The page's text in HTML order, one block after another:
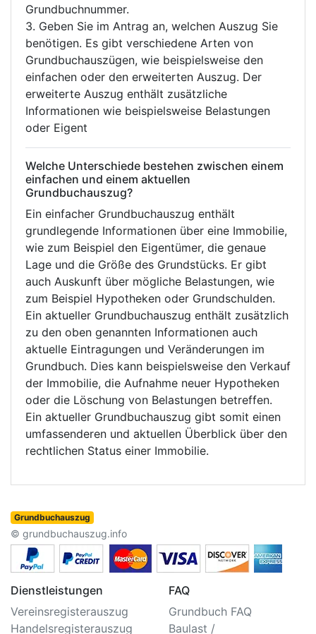
Grundbuchnummer.
3. Geben Sie im Antrag an, welchen Auszug Sie
benötigen. Es gibt verschiedene Arten von
Grundbuchauszügen, wie beispielsweise den
einfachen oder den erweiterten Auszug. Der
erweiterte Auszug enthält zusätzliche
Informationen wie beispielsweise Belastungen
oder Eigent
Welche Unterschiede bestehen zwischen einem
einfachen und einem aktuellen
Grundbuchauszug?
Ein einfacher Grundbuchauszug enthält
grundlegende Informationen über eine Immobilie,
wie zum Beispiel den Eigentümer, die genaue
Lage und die Größe des Grundstücks. Er gibt
auch Auskunft über mögliche Belastungen, wie
zum Beispiel Hypotheken oder Grundschulden.
Ein aktueller Grundbuchauszug enthält zusätzlich
zu den oben genannten Informationen auch
aktuelle Eintragungen und Veränderungen im
Grundbuch. Dies kann beispielsweise den Verkauf
der Immobilie, die Aufnahme neuer Hypotheken
oder die Löschung von Belastungen betreffen.
Ein aktueller Grundbuchauszug gibt somit einen
umfassenderen und aktuellen Überblick über den
rechtlichen Status einer Immobilie.
Grundbuchauszug
© grundbuchauszug.info
Dienstleistungen
Vereinsregisterauszug
Handelsregisterauszug
FAQ
Grundbuch FAQ
Baulast /